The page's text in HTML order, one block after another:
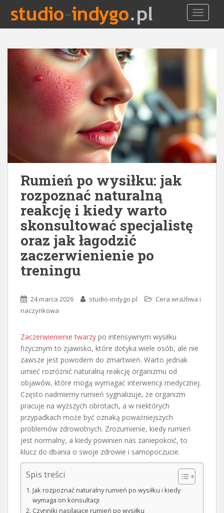
i
Rumień po wysiłku: jak
rozpoznać naturalną
reakcję i kiedy warto
skonsultować specjalistę
oraz jak łagodzić
zaczerwienienie po
treningu
24 marca 2026 studio-indygo.pl
Cera wrażliwa i
naczynkowa
Zaczerwienienie twarzy po intensywnym wysiłku
fizycznym to zjawisko, które dotyka wiele osób, ale nie
zawsze jest powodem do zmartwień. Warto jednak
umieć rozróżnić naturalną reakcję organizmu od
objawów, które mogą wymagać interwencji medycznej.
Często nadmierny rumień sygnalizuje, że organizm
pracuje na wyższych obrotach, a w niektórych
przypadkach może być oznaką poważniejszych
problemów zdrowotnych. Zrozumienie, kiedy rumień
jest normalny, a kiedy powinien nas zaniepokoić, to
klucz do dbania o swoje zdrowie i samopoczucie.
Spis treści
Jak rozpoznać naturalny rumień po wysiłku i kiedy
wymaga on konsultacji
Czynniki nasilające rumień po wysiłku